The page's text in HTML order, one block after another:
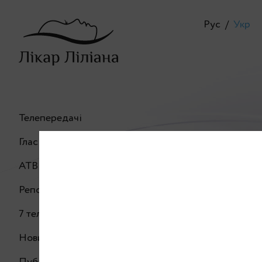
Рус / Укр
Телепередачі
Глас
АТВ
Репортер
7 телеканал
Новини